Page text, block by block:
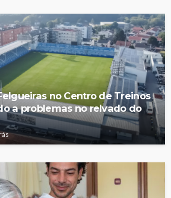
no Centro de Treinos
a problemas no relvado do